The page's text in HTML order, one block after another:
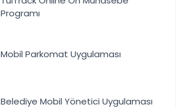
Programı
Mobil Parkomat Uygulaması
Belediye Mobil Yönetici Uygulaması